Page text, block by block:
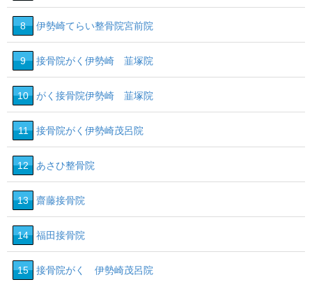
8 伊勢崎てらい整骨院宮前院
9 接骨院がく伊勢崎 韮塚院
10 がく接骨院伊勢崎 韮塚院
11 接骨院がく伊勢崎茂呂院
12 あさひ整骨院
13 齋藤接骨院
14 福田接骨院
15 接骨院がく 伊勢崎茂呂院